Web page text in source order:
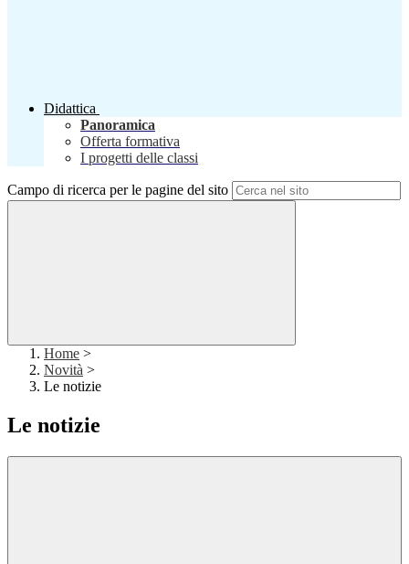
Didattica
Panoramica
Offerta formativa
I progetti delle classi
Campo di ricerca per le pagine del sito
Home >
Novità >
Le notizie
Le notizie